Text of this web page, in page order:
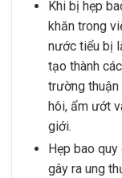
Khi bị hẹp
khăn trong
nước tiểu bị
tạo thành
trường thuận
hôi, ẩm ướt
giới.
Hẹp bao
gây ra ung